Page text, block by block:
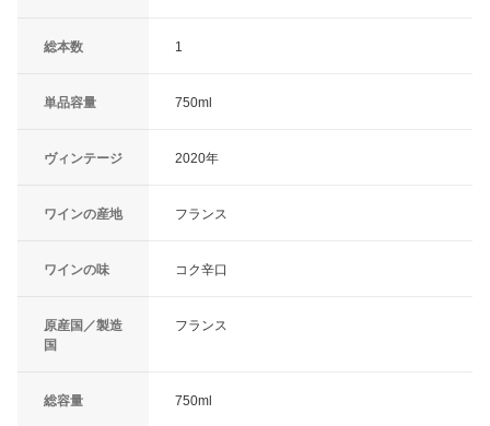
総本数 1
単品容量 750ml
ヴィンテージ 2020年
ワインの産地 フランス
ワインの味 コク辛口
原産国／製造
国
フランス
総容量 750ml